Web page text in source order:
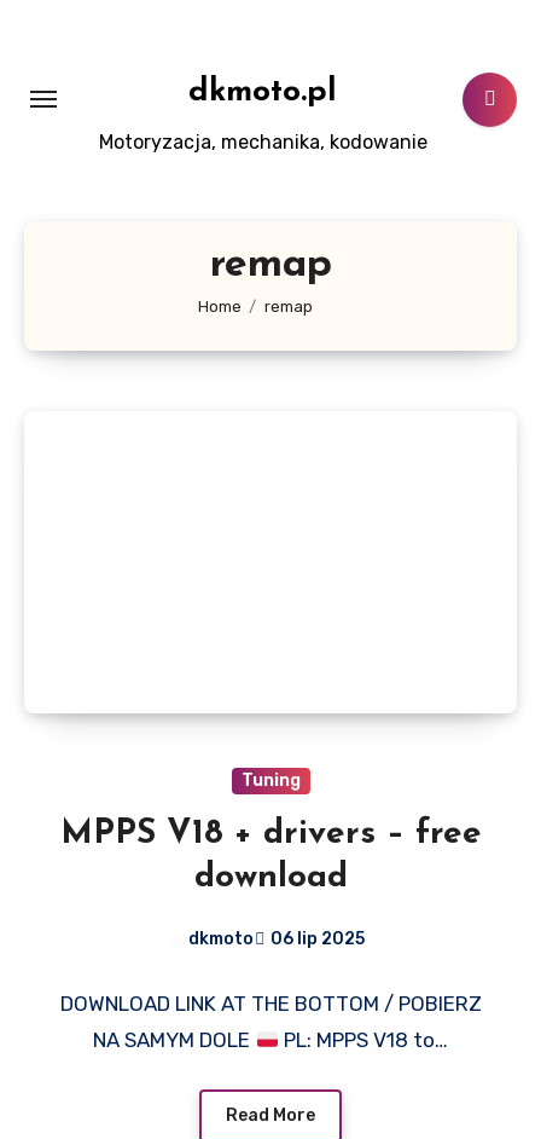
dkmoto.pl
Motoryzacja, mechanika, kodowanie
remap
Home remap
Tuning
MPPS V18 + drivers – free
download
dkmoto 06 lip 2025
DOWNLOAD LINK AT THE BOTTOM / POBIERZ
NA SAMYM DOLE
PL: MPPS V18 to…
Read More